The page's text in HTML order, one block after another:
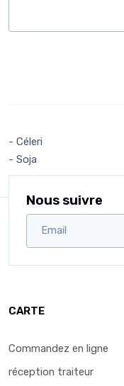
- Céleri
- Soja
Nous suivre
CARTE
Commandez en ligne
réception traiteur